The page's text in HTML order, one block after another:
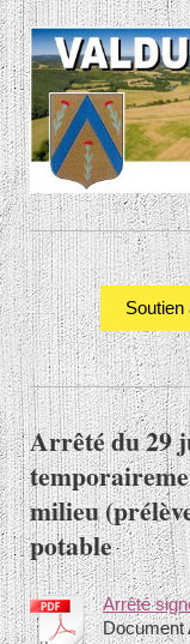
Soutien
Arrêté du 29
milieu
potable
Arrêté
Document